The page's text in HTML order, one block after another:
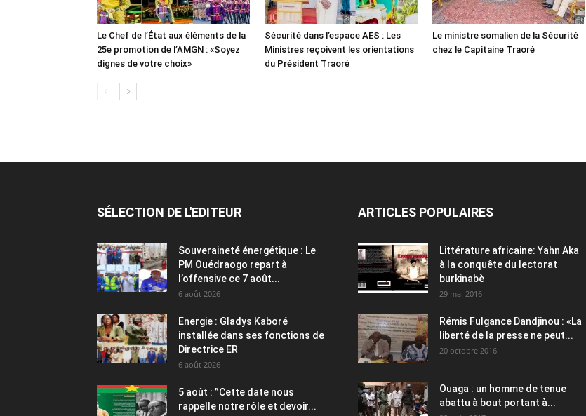
Le Chef de l’État aux éléments de la
25e promotion de l’AMGN : «Soyez
dignes de votre choix»
Sécurité dans l’espace AES : Les
Ministres reçoivent les orientations
du Président Traoré
Le ministre somalien de la Sécurité
chez le Capitaine Traoré
SÉLECTION DE L'EDITEUR
Souveraineté énergétique : Le
PM Ouédraogo repart à
l’offensive ce 7 août...
6 août 2026
Energie : Gladys Kaboré
installée dans ses fonctions de
Directrice ER
6 août 2026
5 août : ”Cette date nous
rappelle notre rôle et devoir...
ARTICLES POPULAIRES
Littérature africaine: Yahn Aka
à la conquête du lectorat
burkinabè
29 mai 2016
Rémis Fulgance Dandjinou : «La
liberté de la presse ne peut...
20 octobre 2016
Ouaga : un homme de tenue
abattu à bout portant à...